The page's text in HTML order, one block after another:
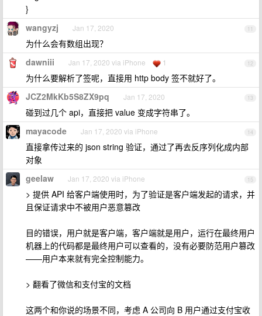
}
11
wangyzj Jan 17, 2020
为什么会有数组出现？
12
dawniii Jan 17, 2020 via iPhone 1
为什么要解析了签呢，直接用 http body 签不就好了。
13
JCZ2MkKb5S8ZX9pq Jan 17, 2020
碰到过几个 api，直接把 value 变成字符串了。
14
mayacode Jan 17, 2020 via iPhone
直接拿传过来的 json string 验证，通过了再去反序列化成内部
对象
15
geelaw Jan 17, 2020 via iPhone
> 提供 API 给客户端使用时，为了验证是客户端发起的请求，并
且保证请求中不被用户恶意篡改
目的错误，用户就是客户端，客户端就是用户，运行在最终用户
机器上的代码都是最终用户可以查看的，没有必要防范用户篡改
——用户本来就有完全控制能力。
> 翻看了微信和支付宝的文档
这两个和你说的场景不同，考虑 A 公司向 B 用户通过支付宝收